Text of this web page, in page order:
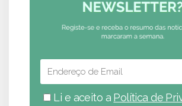
Li e aceito a Política de